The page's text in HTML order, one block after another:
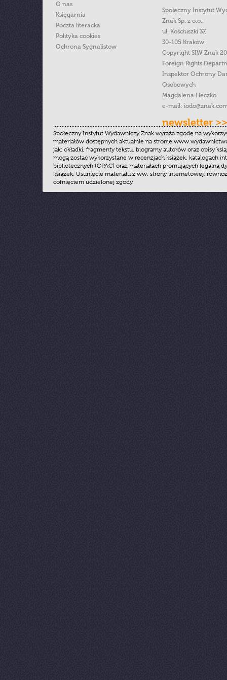
O nas
Księgarnia
Poczta literacka
Polityka cookies
Ochrona Sygnalistow
Społeczny Instytut
Znak Sp. z o.o.,
ul. Kościuszki 37,
30-105 Kraków
Copyright SIW Znak
Foreign Rights
Inspektor Ochrony
Osobowych
Magdalena Heczko
e-mail:
newsletter >>
Społeczny Instytut Wydawniczy Znak wyraża zgodę na
materiałów dostępnych aktualnie na stronie
jak: okładki, fragmenty tekstu, biogramy autorów oraz opisy
mogą zostać wykorzystane w recenzjach książek, katalogach
bibliotecznych (OPAC) oraz materiałach promujących legalną
książek. Usunięcie materiału z ww. strony internetowej,
cofnięciem udzielonej zgody.